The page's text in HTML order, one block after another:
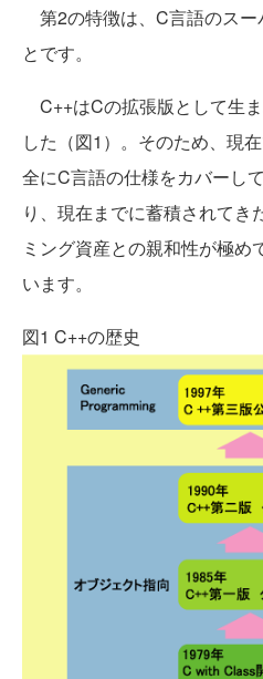
第2の特徴は、C言語のスー
とです。
C++はCの拡張版として生
した（図1）。そのため、現
全にC言語の仕様をカバーし
り、現在までに蓄積されてき
ミング資産との親和性が極め
います。
図1 C++の歴史